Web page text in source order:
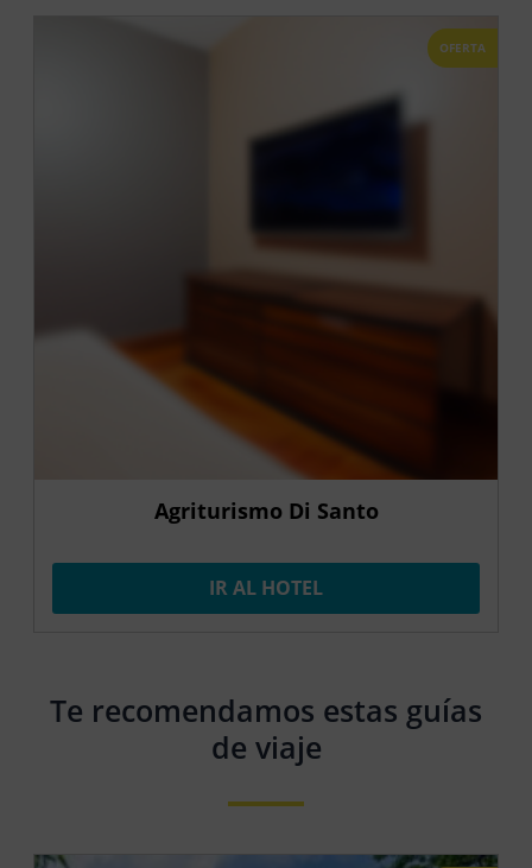
OFERTA
Agriturismo Di Santo
IR AL HOTEL
Te recomendamos estas guías
de viaje